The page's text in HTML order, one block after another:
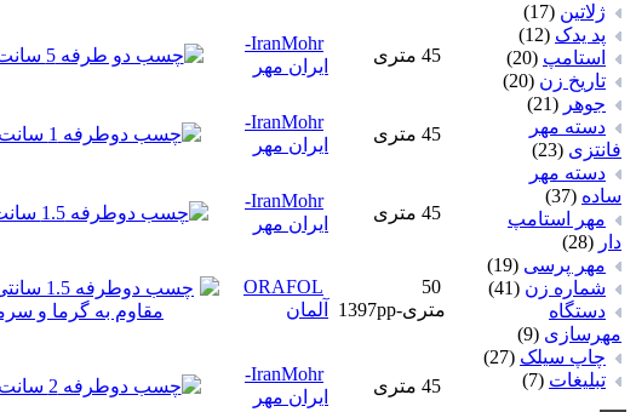
ژلاتين (17)
پد یدک (12)
استامپ (20)
تاريخ زن (20)
جوهر (21)
دسته مهر
فانتزی (23)
دسته مهر
ساده (37)
مهر استامپ
دار (28)
مهر پرسی (19)
شماره زن (41)
دستگاه
مهرسازی (9)
چاپ سيلک (27)
تبلیغات (7)
IranMohr-
ایران مهر
IranMohr-
ایران مهر
IranMohr-
ایران مهر
50
متری-1397pp
ORAFOL
آلمان
IranMohr-
ایران مهر